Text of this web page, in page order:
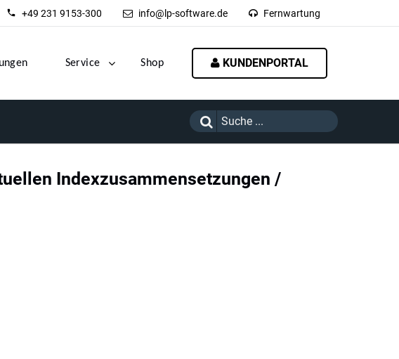
+49 231 9153-300 info@lp-software.de Fernwartung
Service Shop KUNDENPORTAL
Indexzusammensetzungen /